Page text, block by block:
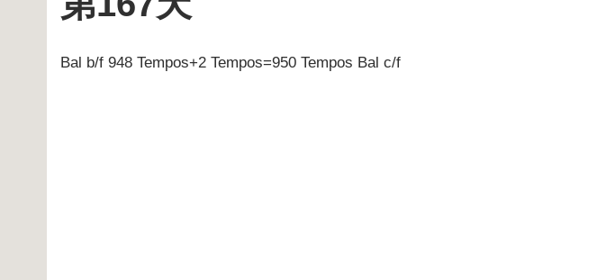
Bal b/f 948 Tempos+2 Tempos=950 Tempos Bal c/f